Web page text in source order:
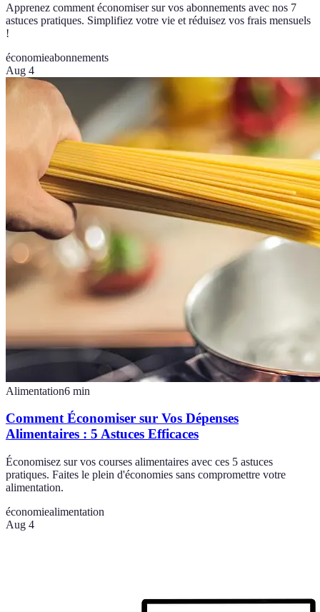
Apprenez comment économiser sur vos abonnements avec nos 7
astuces pratiques. Simplifiez votre vie et réduisez vos frais mensuels
!
économieabonnements
Aug 4
Alimentation6 min
Comment Économiser sur Vos Dépenses
Alimentaires : 5 Astuces Efficaces
Économisez sur vos courses alimentaires avec ces 5 astuces
pratiques. Faites le plein d'économies sans compromettre votre
alimentation.
économiealimentation
Aug 4